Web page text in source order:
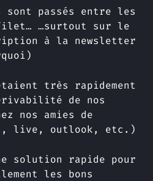
passés entre les
…surtout sur le
à la newsletter
très rapidement
de nos
nos amies de
live, outlook, etc.)
solution rapide pour
les bons